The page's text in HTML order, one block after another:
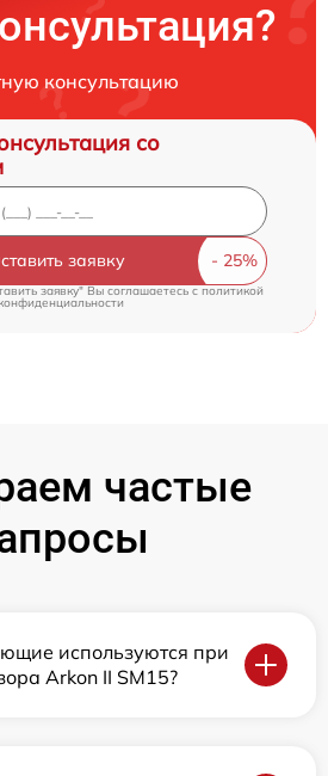
консультацию
со
заявку
заявку" Вы соглашаетесь c политикой
частые
используются при
Arkon II SM15?